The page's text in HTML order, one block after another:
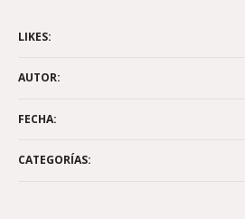
LIKES:
AUTOR:
FECHA:
CATEGORÍAS: